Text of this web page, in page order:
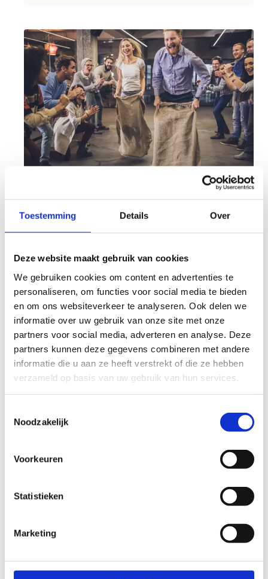
Toestemming Details Over
Deze website maakt gebruik van cookies
We gebruiken cookies om content en advertenties te
personaliseren, om functies voor social media te bieden
en om ons websiteverkeer te analyseren. Ook delen we
informatie over uw gebruik van onze site met onze
partners voor social media, adverteren en analyse. Deze
partners kunnen deze gegevens combineren met andere
informatie die u aan ze heeft verstrekt of die ze hebben
verzameld op basis van uw gebruik van hun services.
Noodzakelijk
Voorkeuren
Statistieken
Marketing
Op zoek naar inspiratie om
collega’s meer te laten
rij die je meteen kan toepassen. Laagdrempelig,
leuk en met effect – van trappenloop tot
kantoorhond. Perfect om collega’s op een speelse
manier in beweging te brengen.
Bekijk de inspiratiefiche